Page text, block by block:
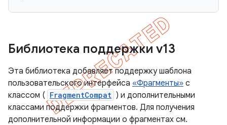
Библиотека поддержки v13
Эта библиотека добавляет поддержку шаблона
пользовательского интерфейса «Фрагменты» с
классом ( FragmentCompat ) и дополнительными
классами поддержки фрагментов. Для получения
дополнительной информации о фрагментах см.